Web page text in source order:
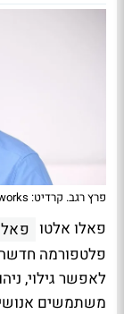
פרץ רגב. קרדיט: Palo Alto Networks
פאלו אלטו
פלטפורמה חדשה
לאפשר גילוי,